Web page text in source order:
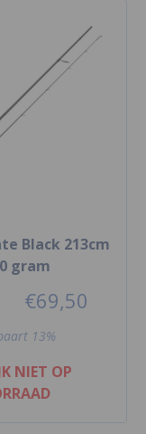
Black 213cm
gram
€69,50
13%
NIET OP